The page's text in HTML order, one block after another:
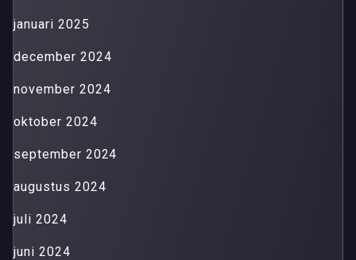
januari 2025
december 2024
november 2024
oktober 2024
september 2024
augustus 2024
juli 2024
juni 2024